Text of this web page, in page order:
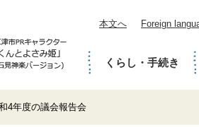
本文へ Foreign
くらし・手続き
4年度の議会報告会